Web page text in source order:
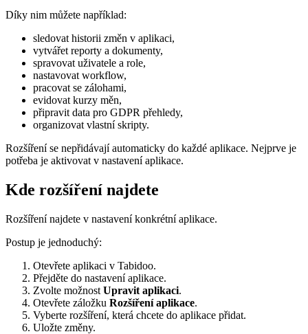
Díky nim můžete například:
sledovat historii změn v aplikaci,
vytvářet reporty a dokumenty,
spravovat uživatele a role,
nastavovat workflow,
pracovat se zálohami,
evidovat kurzy měn,
připravit data pro GDPR přehledy,
organizovat vlastní skripty.
Rozšíření se nepřidávají automaticky do každé aplikace. Nejprve je
potřeba je aktivovat v nastavení aplikace.
Kde rozšíření najdete
Rozšíření najdete v nastavení konkrétní aplikace.
Postup je jednoduchý:
Otevřete aplikaci v Tabidoo.
Přejděte do nastavení aplikace.
Zvolte možnost Upravit aplikaci.
Otevřete záložku Rozšíření aplikace.
Vyberte rozšíření, která chcete do aplikace přidat.
Uložte změny.